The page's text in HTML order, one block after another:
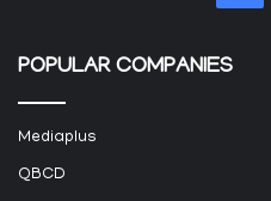
POPULAR COMPANIES
Mediaplus
QBCD